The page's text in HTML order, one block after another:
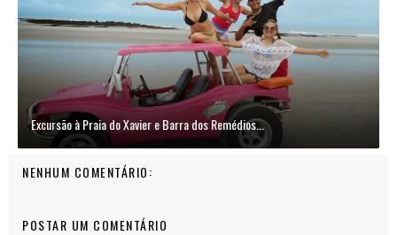
Excursão à Praia do Xavier e Barra dos Remédios...
NENHUM COMENTÁRIO:
POSTAR UM COMENTÁRIO